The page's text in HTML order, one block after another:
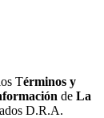
Términos y
de La
D.R.A.